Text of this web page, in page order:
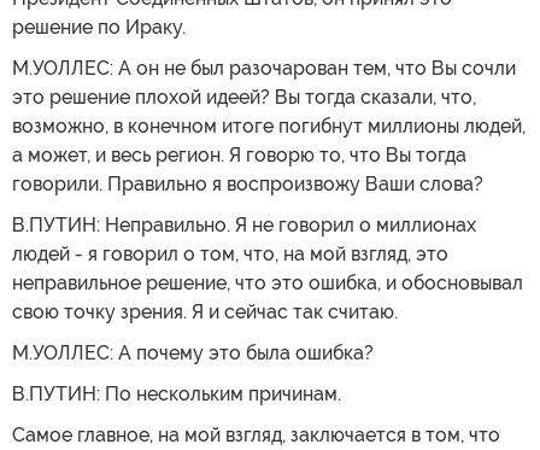
решение по Ираку.
М.УОЛЛЕС: А он не был разочарован тем, что Вы сочли
это решение плохой идеей? Вы тогда сказали, что,
возможно, в конечном итоге погибнут миллионы людей,
а может, и весь регион. Я говорю то, что Вы тогда
говорили. Правильно я воспроизвожу Ваши слова?
В.ПУТИН: Неправильно. Я не говорил о миллионах
людей - я говорил о том, что, на мой взгляд, это
неправильное решение, что это ошибка, и обосновывал
свою точку зрения. Я и сейчас так считаю.
М.УОЛЛЕС: А почему это была ошибка?
В.ПУТИН: По нескольким причинам.
Самое главное, на мой взгляд, заключается в том, что